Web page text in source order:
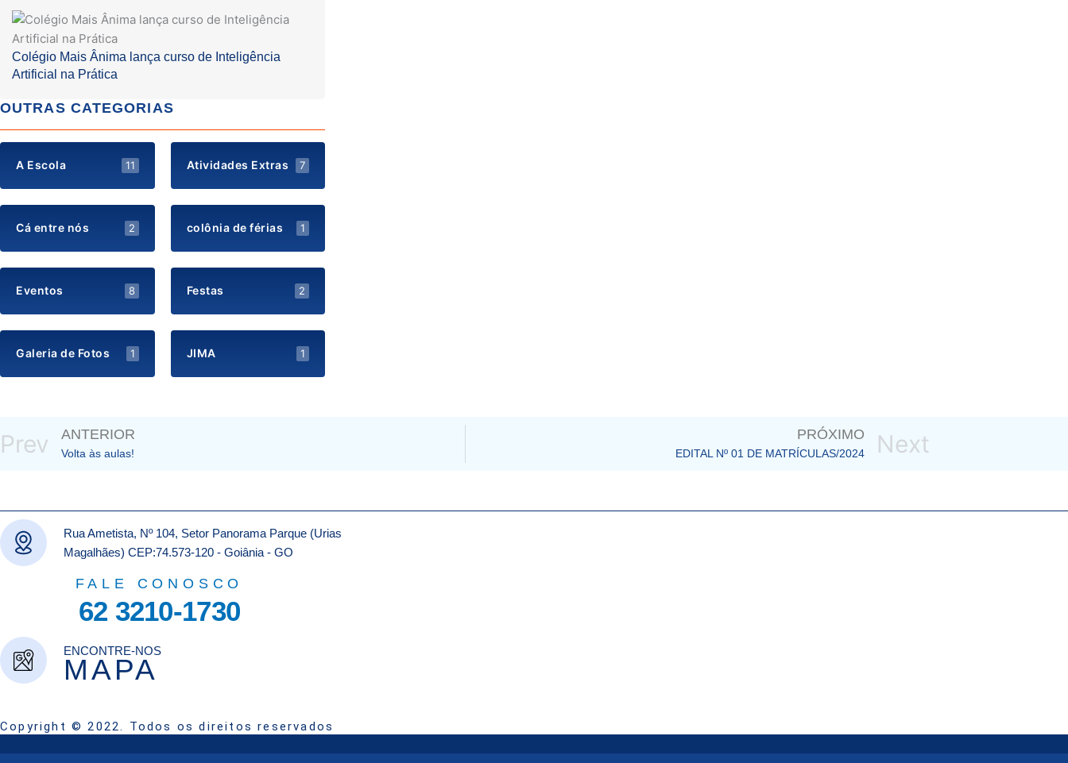
Colégio Mais Ânima lança curso de Inteligência
Artificial na Prática
OUTRAS CATEGORIAS
A Escola 11 Atividades Extras 7
Cá entre nós 2 colônia de férias 1
Eventos 8 Festas 2
Galeria de Fotos 1 JIMA 1
Prev ANTERIOR
Volta às aulas!
PRÓXIMO
EDITAL Nº 01 DE MATRÍCULAS/2024 Next
Rua Ametista, Nº 104, Setor Panorama Parque (Urias
Magalhães) CEP:74.573-120 - Goiânia - GO
FALE CONOSCO
62 3210-1730
MAPA
ENCONTRE-NOS
Copyright © 2022. Todos os direitos reservados